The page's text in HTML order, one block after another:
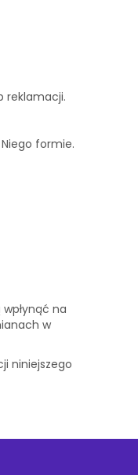
reklamacji.
formie.
na
w
niniejszego